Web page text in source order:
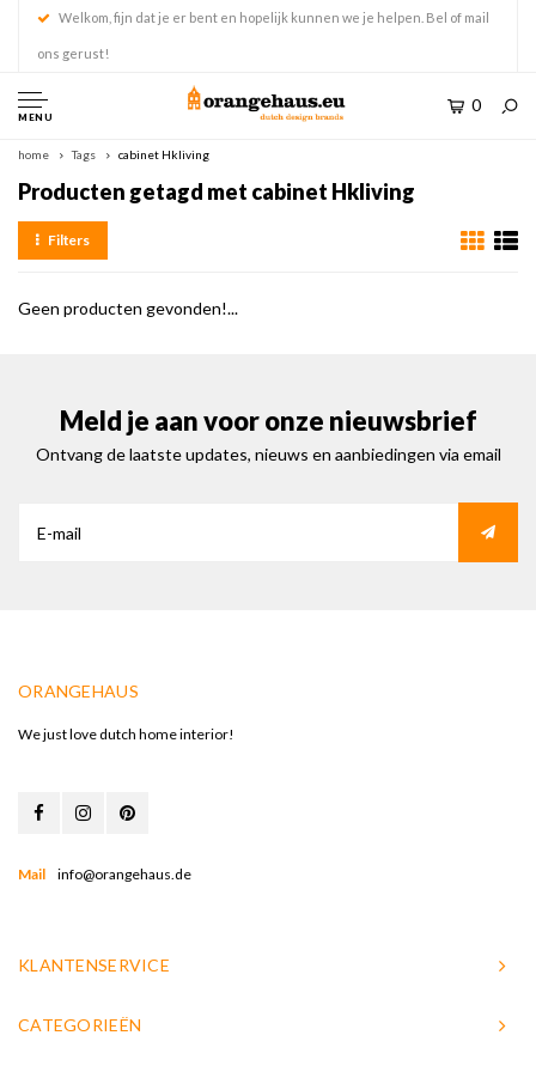
Welkom, fijn dat je er bent en hopelijk kunnen we je helpen. Bel of mail
ons gerust!
MENU
0
home Tags cabinet Hkliving
Producten getagd met cabinet Hkliving
Filters
Geen producten gevonden!...
Meld je aan voor onze nieuwsbrief
Ontvang de laatste updates, nieuws en aanbiedingen via email
ORANGEHAUS
We just love dutch home interior!
Mail info@orangehaus.de
KLANTENSERVICE
CATEGORIEËN